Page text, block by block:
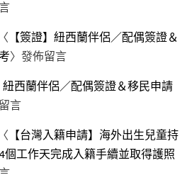
【簽證】紐西蘭伴侶／配偶簽證＆
〉發佈留言
紐西蘭伴侶／配偶簽證＆移民申請
言
【台灣入籍申請】海外出生兒童持
個工作天完成入籍手續並取得護照